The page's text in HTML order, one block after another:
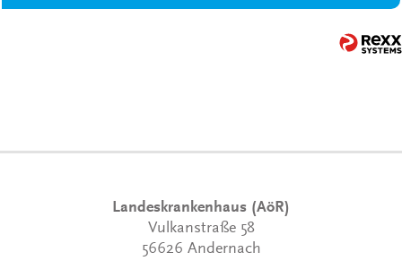
Landeskrankenhaus (AöR)
Vulkanstraße 58
56626 Andernach